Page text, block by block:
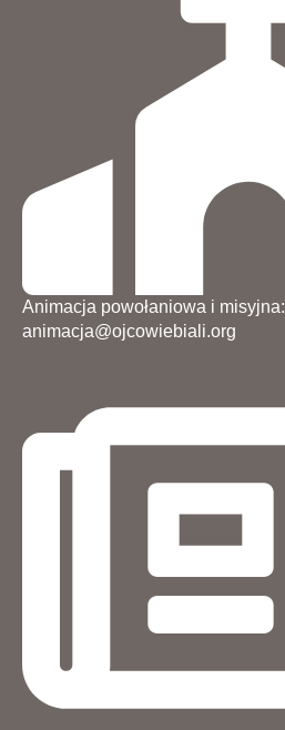
Animacja powołaniowa i misyjna:
animacja@ojcowiebiali.org